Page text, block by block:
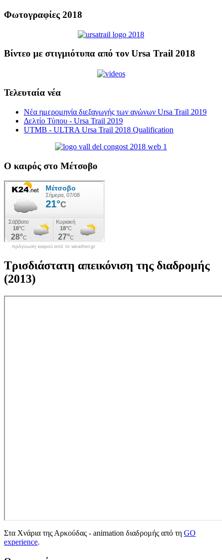
Φωτογραφίες 2018
Βίντεο με στιγμιότυπα από τον Ursa Trail 2018
Τελευταία νέα
Νέα ημερομηνία διεξαγωγής των αγώνων Ursa Trail 2019
Δελτίο Τύπου - Ursa Trail 2019
UTMB - ULTRA Ursa Trail 2018 Qualification
Ο καιρός στο Μέτσοβο
πρόγνωση καιρού από το weather.gr
Τρισδιάστατη απεικόνιση της διαδρομής
(2013)
Στα Χνάρια της Αρκούδας - animation διαδρομής από τη GO
experience.